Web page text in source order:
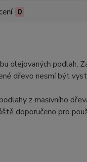
0
olejovaných podlah.
dřevo nesmí být
z masivního
doporučeno pro